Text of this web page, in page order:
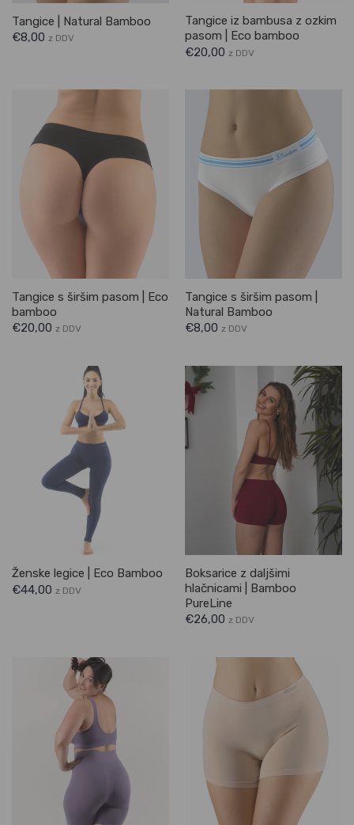
Tangice | Natural Bamboo
€8,00 z DDV
Tangice iz bambusa z ozkim
pasom | Eco bamboo
€20,00 z DDV
Tangice s širšim pasom | Eco
bamboo
€20,00 z DDV
Tangice s širšim pasom |
Natural Bamboo
€8,00 z DDV
Ženske legice | Eco Bamboo
€44,00 z DDV
Boksarice z daljšimi
hlačnicami | Bamboo
PureLine
€26,00 z DDV